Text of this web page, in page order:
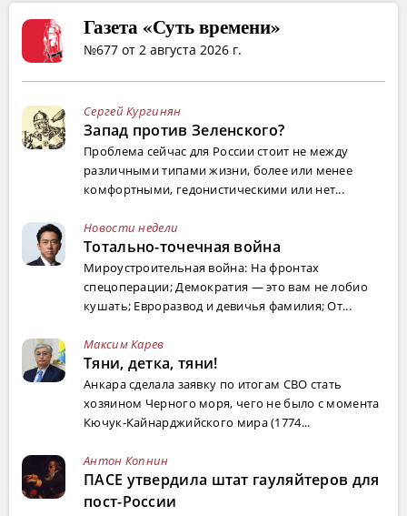
Газета «Суть времени»
№677 от 2 августа 2026 г.
Сергей Кургинян
Запад против Зеленского?
Проблема сейчас для России стоит не между
различными типами жизни, более или менее
комфортными, гедонистическими или нет...
Новости недели
Тотально-точечная война
Мироустроительная война: На фронтах
спецоперации; Демократия — это вам не лобио
кушать; Евроразвод и девичья фамилия; От...
Максим Карев
Тяни, детка, тяни!
Анкара сделала заявку по итогам СВО стать
хозяином Черного моря, чего не было с момента
Кючук-Кайнарджийского мира (1774...
Антон Копнин
ПАСЕ утвердила штат гауляйтеров для
пост-России